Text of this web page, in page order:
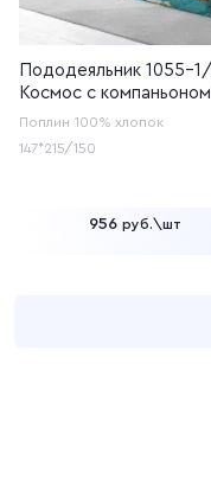
Пододеяльник 1055-
Космос с
голубой с молнией
Поплин 100% хлопок
147*215/150
956 руб.\шт